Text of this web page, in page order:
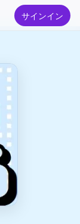
サインイン